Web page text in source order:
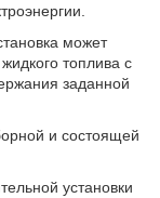
может
топлива с
заданной
и состоящей
установки